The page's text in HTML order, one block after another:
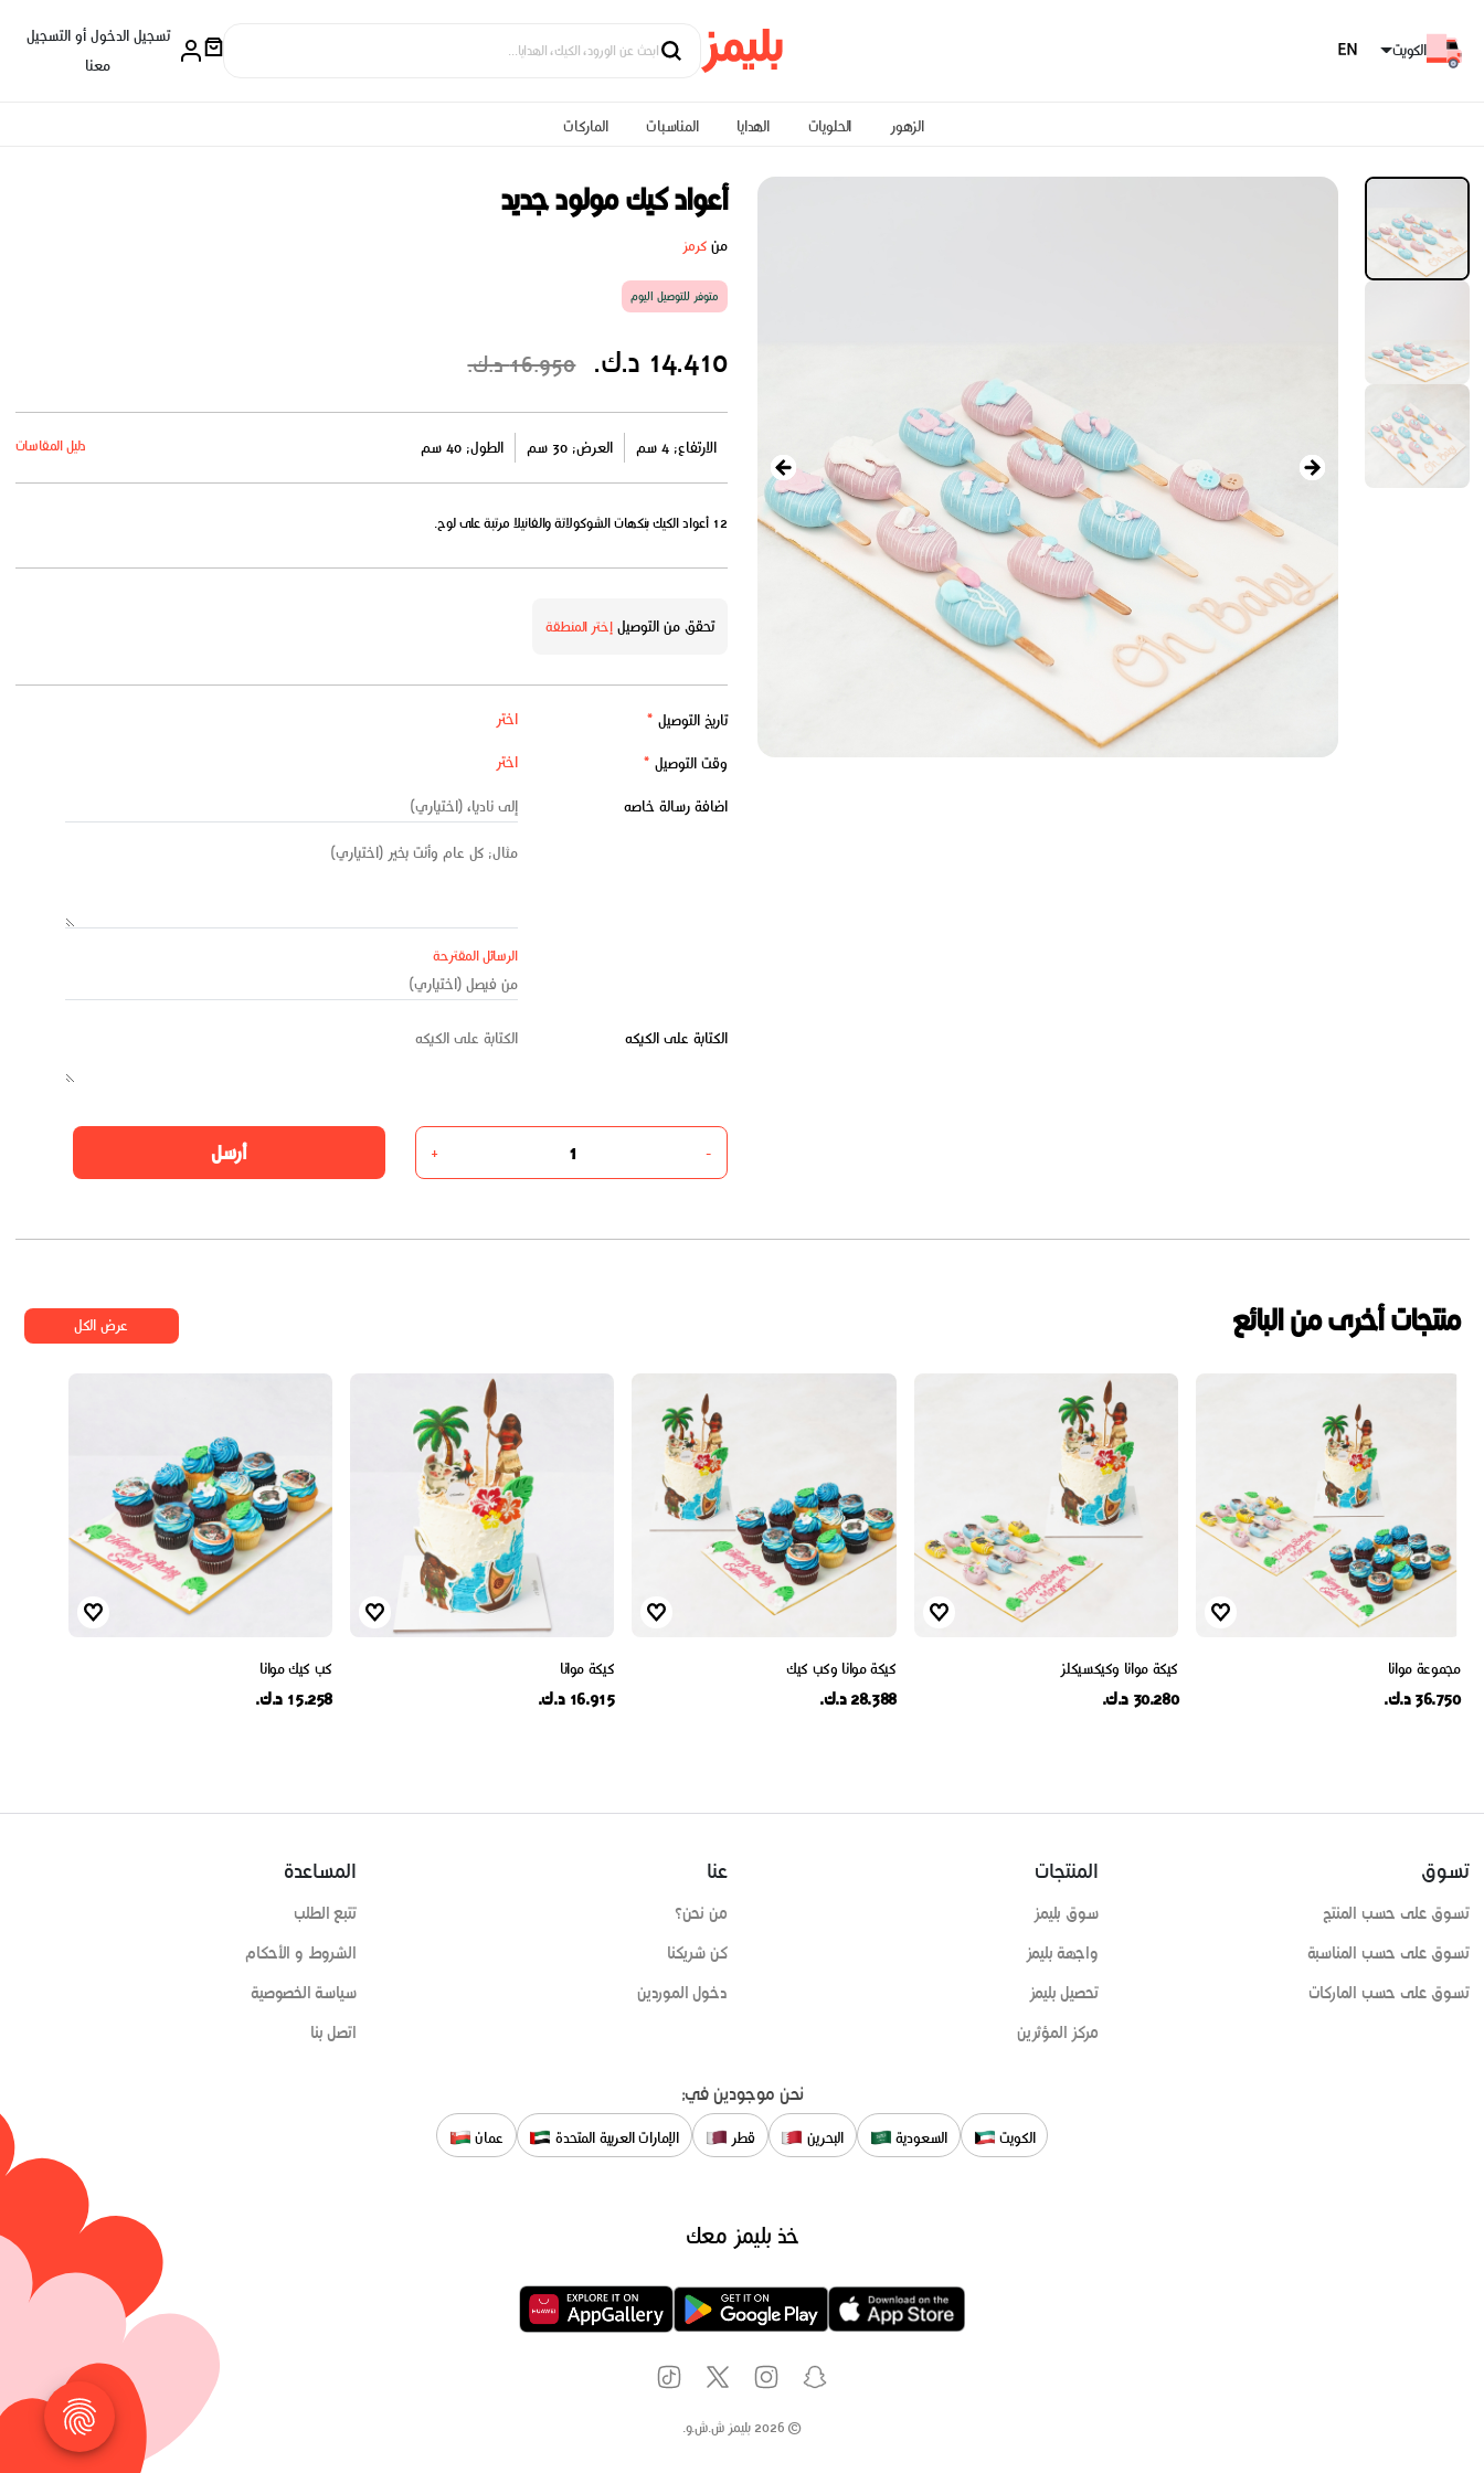
الكويت
تسجيل الدخول أو التسجيل
معنا
الزهور الحلويات الهدايا المناسبات الماركات
أعواد كيك مولود جديد
منكرمز
متوفر للتوصيل اليوم
14.410 د.ك. 16.950 د.ك.
الارتفاع: 4 سم العرض: 30 سم الطول: 40 سم دليل المقاسات
12 أعواد الكيك بنكهات الشوكولاتة والفانيلا مرتبة على لوح.
تحقق من التوصيلإختر المنطقة
تاريخ التوصيل *
وقت التوصيل *
اضافة رسالة خاصه
الرسائل المقترحة
الكتابة على الكيكه
-
+ أرسل
منتجات أخرى من البائع عرض الكل
مجموعة موانا
36.750 د.ك.
كيكة موانا وكيكسيكلز
30.280 د.ك.
كيكة موانا وكب كيك
28.388 د.ك.
كيكة موانا
16.915 د.ك.
كب كيك موانا
15.258 د.ك.
تسوق
تسوق على حسب المنتج
تسوق على حسب المناسبة
تسوق على حسب الماركات
المنتجات
سوق بليمز
واجهة بليمز
تحصيل بليمز
مركز المؤثرين
عنا
من نحن؟
كن شريكنا
دخول الموردين
المساعدة
تتبع الطلب
الشروط و الأحكام
سياسة الخصوصية
اتصل بنا
نحن موجودين في:
الكويت السعودية البحرين قطر الإمارات العربية المتحدة عمان
خذ بليمز معك
©
2026 بليمز ش.ش.و.